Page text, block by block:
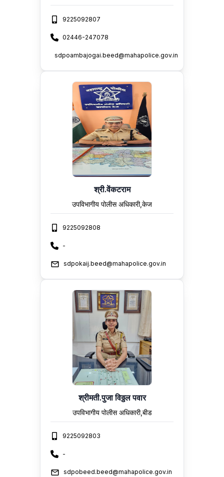
9225092807
02446-247078
sdpoambajogai.beed@mahapolice.gov.in
श्री.वेंकटराम
उपविभागीय पोलीस अधिकारी,केज
9225092808
-
sdpokaij.beed@mahapolice.gov.in
श्रीमती.पुजा विठ्ठल पवार
उपविभागीय पोलीस अधिकारी,बीड
9225092803
-
sdpobeed.beed@mahapolice.gov.in